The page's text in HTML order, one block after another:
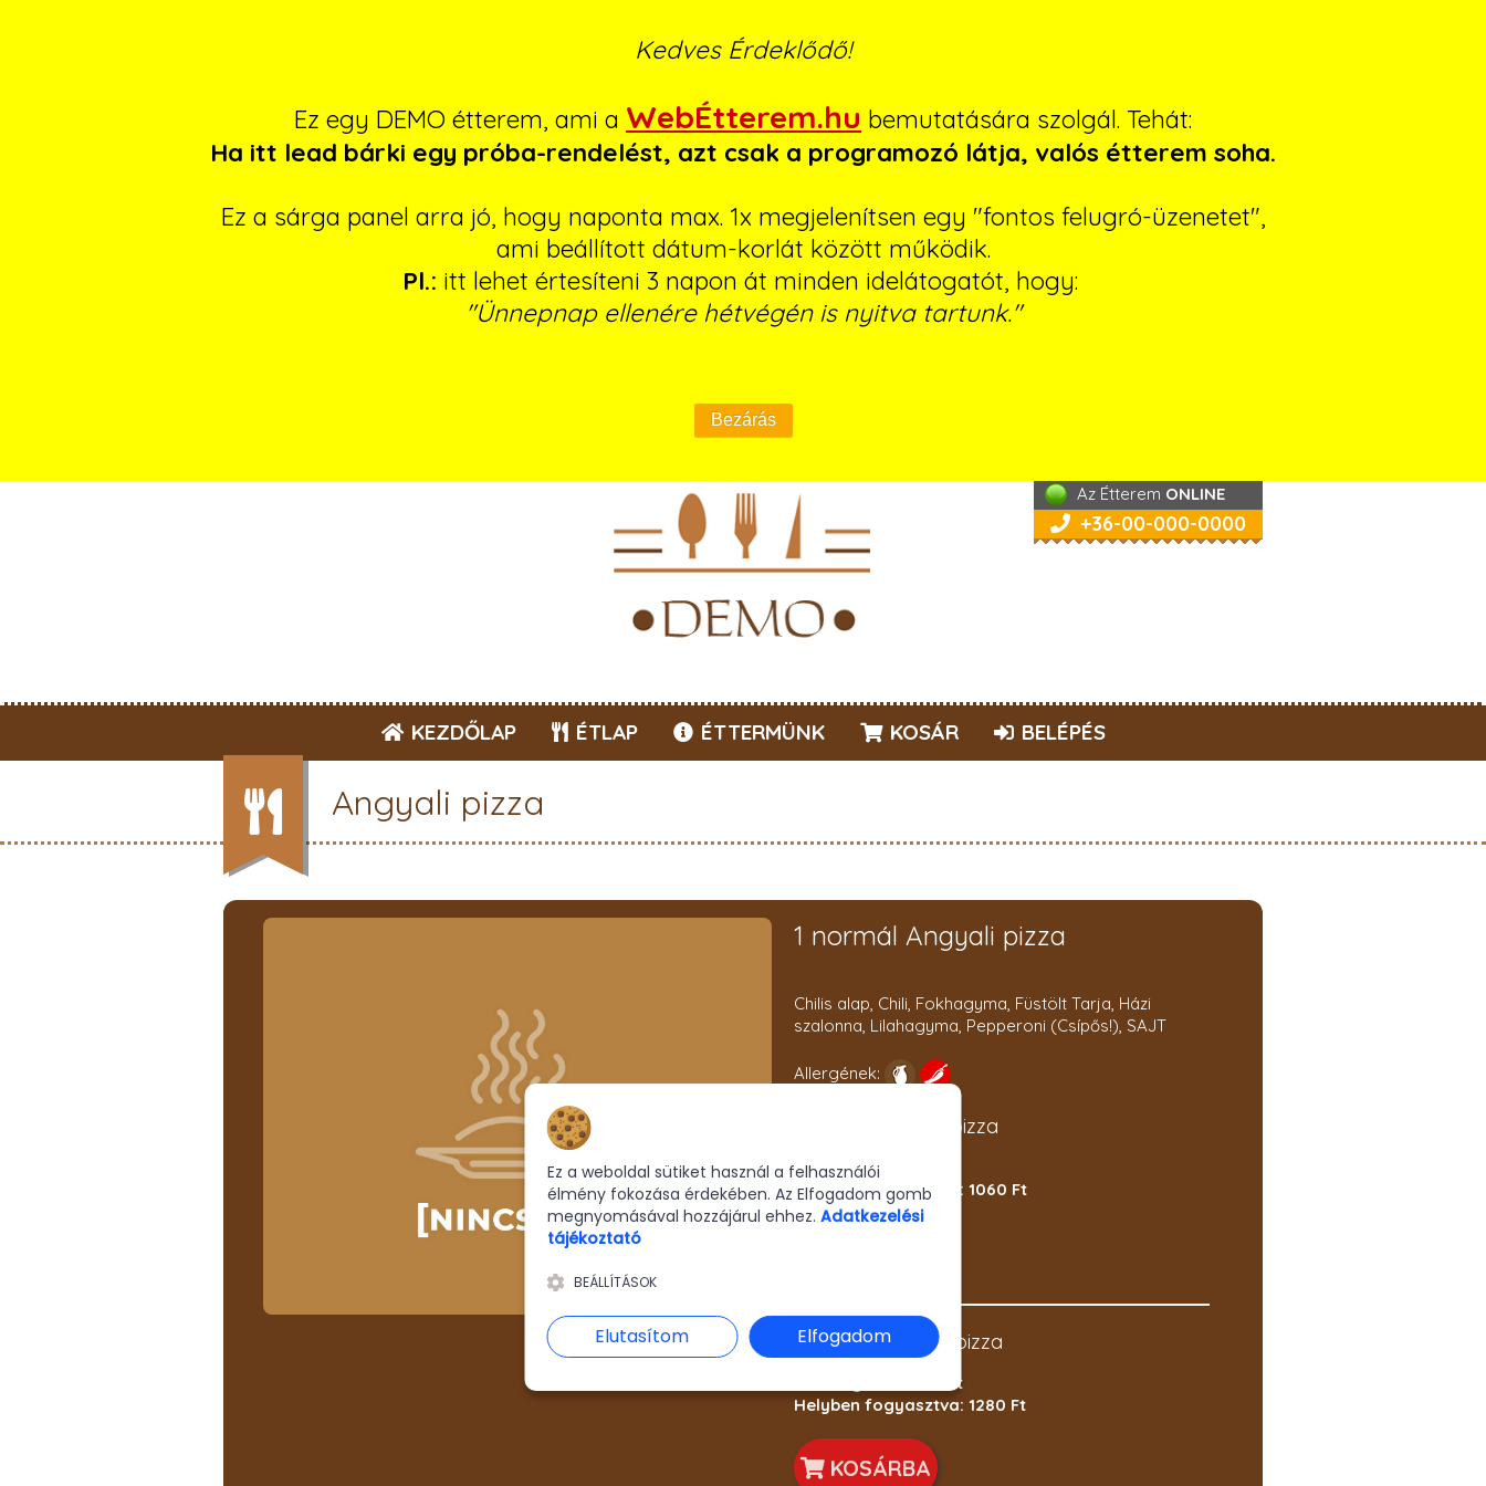
Kedves Érdeklődő!
Ez egy DEMO étterem, ami a WebÉtterem.hu bemutatására szolgál. Tehát:
Ha itt lead bárki egy próba-rendelést, azt csak a programozó látja, valós étterem soha.
Ez a sárga panel arra jó, hogy naponta max. 1x megjelenítsen egy "fontos felugró-üzenetet",
ami beállított dátum-korlát között működik.
Pl.: itt lehet értesíteni 3 napon át minden idelátogatót, hogy:
"Ünnepnap ellenére hétvégén is nyitva tartunk."
Az Étterem ONLINE
+36-00-000-0000
KEZDŐLAP ÉTLAP ÉTTERMÜNK KOSÁR BELÉPÉS
Angyali pizza
1 normál Angyali pizza
Chilis alap, Chili, Fokhagyma, Füstölt Tarja, Házi
szalonna, Lilahagyma, Pepperoni (Csípős!), SAJT
Allergének:
1 pinduri Angyali pizza
Csomagolva: 1160 Ft
Helyben fogyasztva: 1060 Ft
1 normál Angyali pizza
Csomagolva: 1380 Ft
Helyben fogyasztva: 1280 Ft
KOSÁRBA
Ez a weboldal sütiket használ a felhasználói
élmény fokozása érdekében. Az Elfogadom gomb
megnyomásával hozzájárul ehhez. Adatkezelési
tájékoztató
BEÁLLÍTÁSOK
Elutasítom Elfogadom